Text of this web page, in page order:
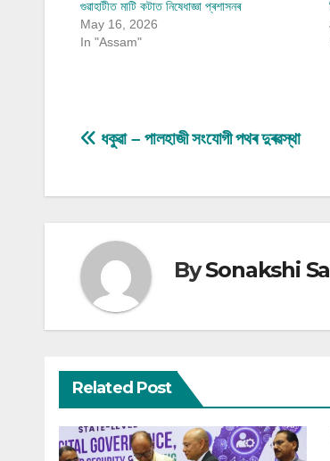
গুৱাহাটীত মাটি কটাত নিষেধাজ্ঞা প্ৰশাসনৰ
May 16, 2026
In "Assam"
Post
ধকুৱা – পালহাজী সংযোগী পথৰ দুৰৱস্থা
BySonakshi
Related Post